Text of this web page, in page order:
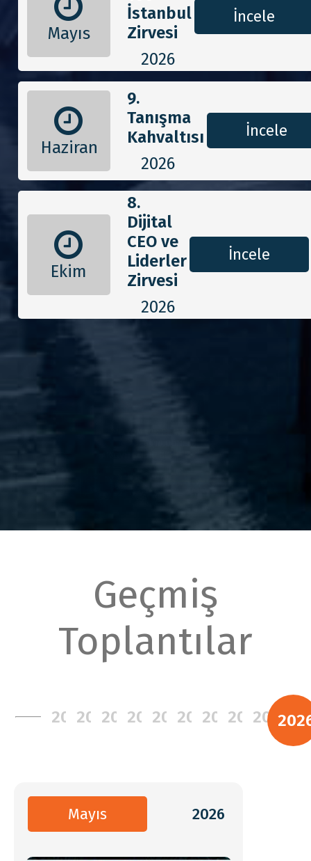
Mayıs
İstanbul
Zirvesi
2026
İncele
Haziran
9.
Tanışma
Kahvaltısı
2026
İncele
Ekim
8.
Dijital
CEO ve
Liderler
Zirvesi
2026
İncele
Geçmiş
Toplantılar
201720182019202020212022202320242025
Mayıs 2026